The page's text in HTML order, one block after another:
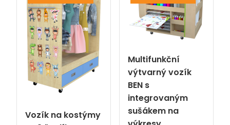
Vozík na kostýmy
Multifunkční
výtvarný vozík
BEN s
integrovaným
sušákem na